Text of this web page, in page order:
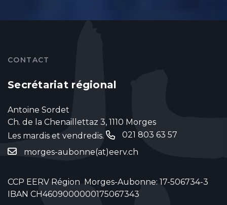
CONTACT
Secrétariat régional
Antoine Sordet
Ch. de la Chenaillettaz 3, 1110 Morges
Les mardis et vendredis.
021 803 63 57
morges-aubonne(at)eerv.ch
CCP EERV Région Morges-Aubonne: 17-506734-3
IBAN CH4609000000175067343